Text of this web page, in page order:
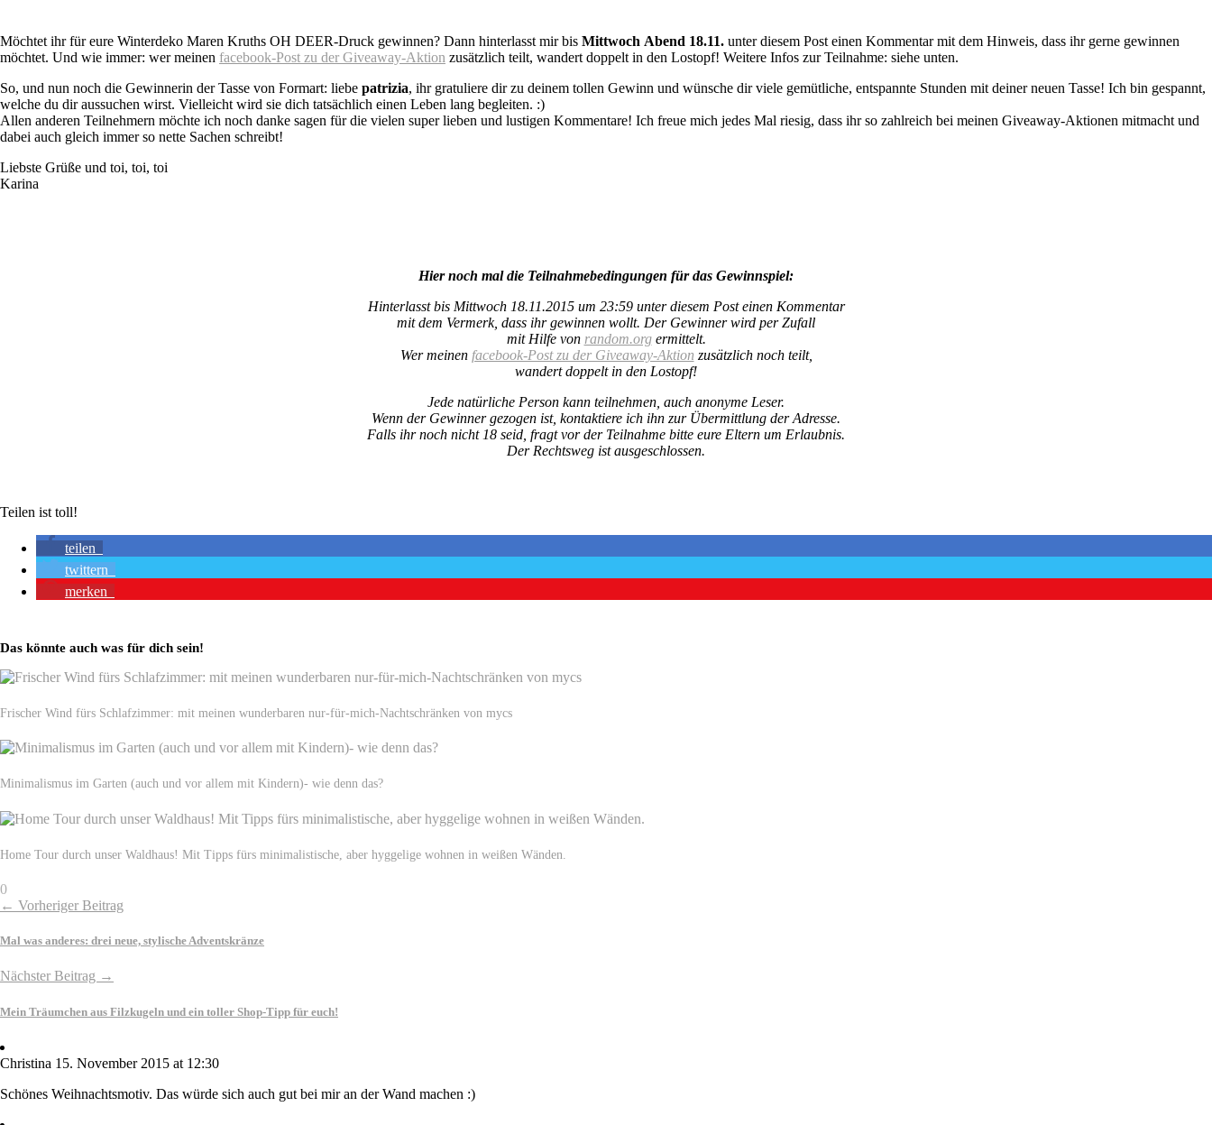
Möchtet ihr für eure Winterdeko Maren Kruths OH DEER-Druck gewinnen? Dann hinterlasst mir bis Mittwoch Abend 18.11. unter diesem Post einen Kommentar mit dem Hinweis, dass ihr gerne gewinnen
möchtet. Und wie immer: wer meinen facebook-Post zu der Giveaway-Aktion zusätzlich teilt, wandert doppelt in den Lostopf! Weitere Infos zur Teilnahme: siehe unten.
So, und nun noch die Gewinnerin der Tasse von Formart: liebe patrizia, ihr gratuliere dir zu deinem tollen Gewinn und wünsche dir viele gemütliche, entspannte Stunden mit deiner neuen Tasse! Ich bin gespannt,
welche du dir aussuchen wirst. Vielleicht wird sie dich tatsächlich einen Leben lang begleiten. :)
Allen anderen Teilnehmern möchte ich noch danke sagen für die vielen super lieben und lustigen Kommentare! Ich freue mich jedes Mal riesig, dass ihr so zahlreich bei meinen Giveaway-Aktionen mitmacht und
dabei auch gleich immer so nette Sachen schreibt!
Liebste Grüße und toi, toi, toi
Karina
Hier noch mal die Teilnahmebedingungen für das Gewinnspiel:
Hinterlasst bis Mittwoch 18.11.2015 um 23:59 unter diesem Post einen Kommentar
mit dem Vermerk, dass ihr gewinnen wollt. Der Gewinner wird per Zufall
mit Hilfe von random.orgermittelt.
Wer meinen facebook-Post zu der Giveaway-Aktion zusätzlich noch teilt,
wandert doppelt in den Lostopf!
Jede natürliche Person kann teilnehmen, auch anonyme Leser.
Wenn der Gewinner gezogen ist, kontaktiere ich ihn zur Übermittlung der Adresse.
Falls ihr noch nicht 18 seid, fragt vor der Teilnahme bitte eure Eltern um Erlaubnis.
Der Rechtsweg ist ausgeschlossen.
Teilen ist toll!
teilen
twittern
merken
Das könnte auch was für dich sein!
Frischer Wind fürs Schlafzimmer: mit meinen wunderbaren nur-für-mich-Nachtschränken von mycs
Minimalismus im Garten (auch und vor allem mit Kindern)- wie denn das?
Home Tour durch unser Waldhaus! Mit Tipps fürs minimalistische, aber hyggelige wohnen in weißen Wänden.
0
← Vorheriger Beitrag
Mal was anderes: drei neue, stylische Adventskränze
Nächster Beitrag →
Mein Träumchen aus Filzkugeln und ein toller Shop-Tipp für euch!
Christina 15. November 2015 at 12:30
Schönes Weihnachtsmotiv. Das würde sich auch gut bei mir an der Wand machen :)